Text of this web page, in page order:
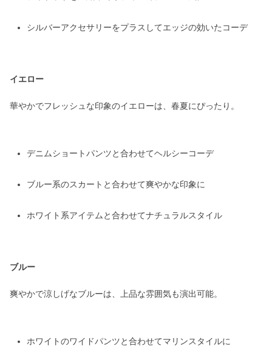
シルバーアクセサリーをプラスしてエッジの効いたコーデ
イエロー
華やかでフレッシュな印象のイエローは、春夏にぴったり。
デニムショートパンツと合わせてヘルシーコーデ
ブルー系のスカートと合わせて爽やかな印象に
ホワイト系アイテムと合わせてナチュラルスタイル
ブルー
爽やかで涼しげなブルーは、上品な雰囲気も演出可能。
ホワイトのワイドパンツと合わせてマリンスタイルに